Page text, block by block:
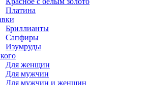
Платина
Бриллианты
Сапфиры
Изумруды
Для женщин
Для мужчин
Для мужчин и женщин